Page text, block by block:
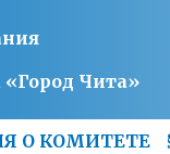
«Город Чита»
О КОМИТЕТЕ